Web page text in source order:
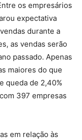
os empresários
expectativa
durante a
as vendas serão
passado. Apenas
maiores do que
queda de 2,40%
397 empresas
em relação às